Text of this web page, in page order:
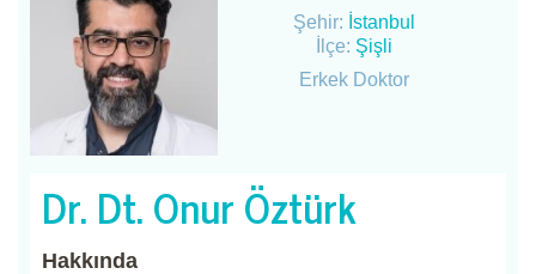
Şehir: İstanbul
İlçe: Şişli
Erkek Doktor
Dr. Dt. Onur Öztürk
Hakkında